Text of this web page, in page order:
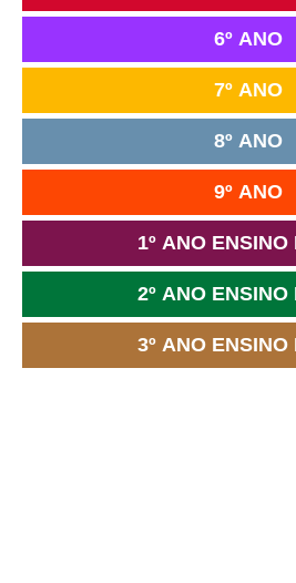
6º ANO
7º ANO
8º ANO
9º ANO
1º ANO ENSINO
2º ANO ENSINO
3º ANO ENSINO